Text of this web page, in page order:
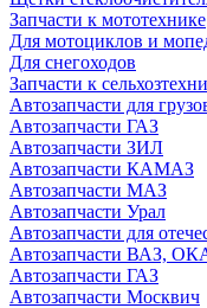
Запчасти к мототехнике
Для мотоциклов и
Для снегоходов
Запчасти к
Автозапчасти для
Автозапчасти ГАЗ
Автозапчасти ЗИЛ
Автозапчасти КАМАЗ
Автозапчасти МАЗ
Автозапчасти Урал
Автозапчасти для
Автозапчасти ВАЗ,
Автозапчасти ГАЗ
Автозапчасти Москвич